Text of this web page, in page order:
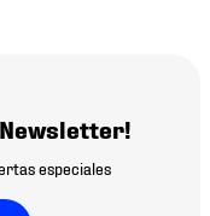
especiales